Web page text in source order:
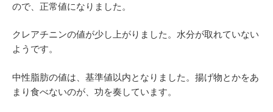
ので、正常値になりました。
クレアチニンの値が少し上がりました。水分が取れていない
ようです。
中性脂肪の値は、基準値以内となりました。揚げ物とかをあ
まり食べないのが、功を奏しています。